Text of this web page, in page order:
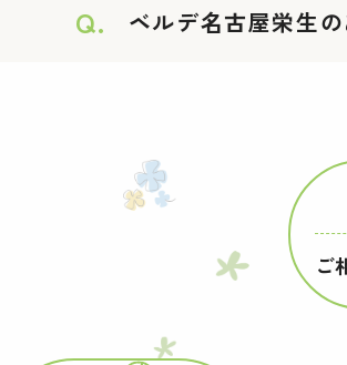
Q. ベルデ名古屋栄生
ご